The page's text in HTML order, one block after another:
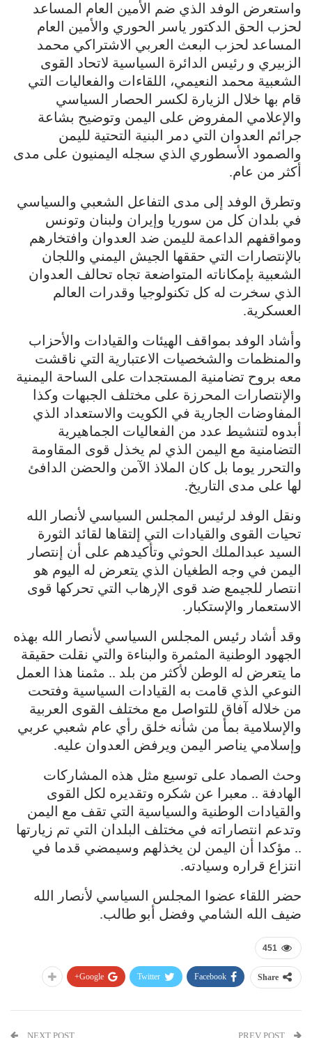
واستعرض الوفد الذي ضم الأمين العام المساعد
لحزب الحق الدكتور ياسر الحوري والأمين العام
المساعد لحزب البعث العربي الاشتراكي محمد
الزبيري و رئيس الدائرة السياسية لاتحاد القوى
الشعبية محمد النعيمي، اللقاءات والفعاليات التي
قام بها خلال الزيارة لكسر الحصار السياسي
والإعلامي المفروض على اليمن وتوضيح بشاعة
جرائم العدوان التي دمر البنية التحتية لليمن
والصمود الأسطوري الذي سجله اليمنيون على مدى
أكثر من عام.
وتطرق الوفد إلى مدى التفاعل الشعبي والسياسي
في بلدان كل من سوريا وإيران ولبنان وتونس
ومواقفهم الداعمة لليمن ضد العدوان وافتخارهم
بالإنتصارات التي حققها الجيش اليمني واللجان
الشعبية بإمكاناته المتواضعة تجاه تحالف العدوان
الذي سخرت له كل تكنولوجيا وقدرات العالم
العسكرية.
وأشاد الوفد بمواقف الهيئات والقيادات والأحزاب
والمنظمات والشخصيات الاعتبارية التي ناقشت
معه بروح تضامنية المستجدات على الساحة اليمنية
والإنتصارات المحرزة على مختلف الجبهات وكذا
المفاوضات الجارية في الكويت والاستعداد الذي
أبدوه لتنشيط عدد من الفعاليات الجماهيرية
التضامنية مع اليمن الذي لم يخذل قوى المقاومة
والتحرر يوما بل كان الملاذ الآمن والحضن الدافئ
لها على مدى التاريخ.
ونقل الوفد لرئيس المجلس السياسي لأنصار الله
تحيات القوى والقيادات التي إلتقاها لقائد الثورة
السيد عبدالملك الحوثي وتأكيدهم على أن إنتصار
اليمن في وجه الطغيان الذي يتعرض له اليوم هو
انتصار للجيمع ضد قوى الإرهاب التي تحركها قوى
الاستعمار والإستكبار.
وقد أشاد رئيس المجلس السياسي لأنصار الله بهذه
الجهود الوطنية المثمرة والبناءة والتي نقلت حقيقة
ما يتعرض له الوطن لأكثر من بلد .. مثمنا هذا العمل
النوعي الذي قامت به القيادات السياسية وفتحت
من خلاله آفاق للتواصل مع مختلف القوى العربية
والإسلامية بمأ من شأنه خلق رأي عام شعبي عربي
وإسلامي يناصر اليمن ويرفض العدوان عليه.
وحث الصماد على توسيع مثل هذه المشاركات
الهادفة .. معبرا عن شكره وتقديره لكل القوى
والقيادات الوطنية والسياسية التي تقف مع اليمن
وتدعم انتصاراته في مختلف البلدان التي تم زيارتها
.. مؤكدا أن اليمن لن يخذلهم وسيمضي قدما في
انتزاع قراره وسيادته.
حضر اللقاء عضوا المجلس السياسي لأنصار الله
ضيف الله الشامي وفضل أبو طالب.
451
Share
Facebook
Twitter
Google+
NEXT POST